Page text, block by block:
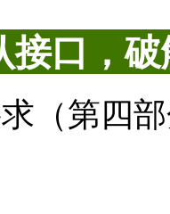
口，破
（第四